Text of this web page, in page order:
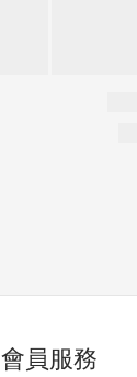
會員服務